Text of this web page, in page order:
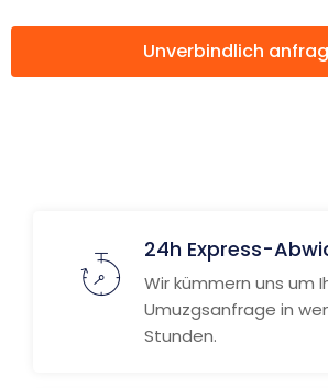
Unverbindlich
24h Express-
Wir kümmern uns um
Umuzgsanfrage in
Stunden.